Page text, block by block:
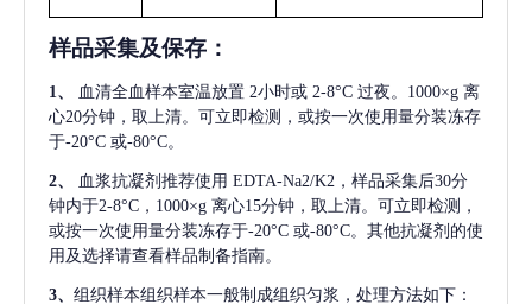
样品采集及保存 ：
1、 血清全血样本室温放置 2小时或 2-8°C 过夜。1000×g 离
心20分钟，取上清。可立即检测，或按一次使用量分装冻存
于-20°C 或-80°C。
2、 血浆抗凝剂推荐使用 EDTA-Na2/K2，样品采集后30分
钟内于2-8°C，1000×g 离心15分钟，取上清。可立即检测，
或按一次使用量分装冻存于-20°C 或-80°C。其他抗凝剂的使
用及选择请查看样品制备指南。
3、 组织样本组织样本一般制成组织匀浆，处理方法如下：